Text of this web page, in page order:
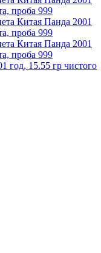
год, 15.55 гр чистого